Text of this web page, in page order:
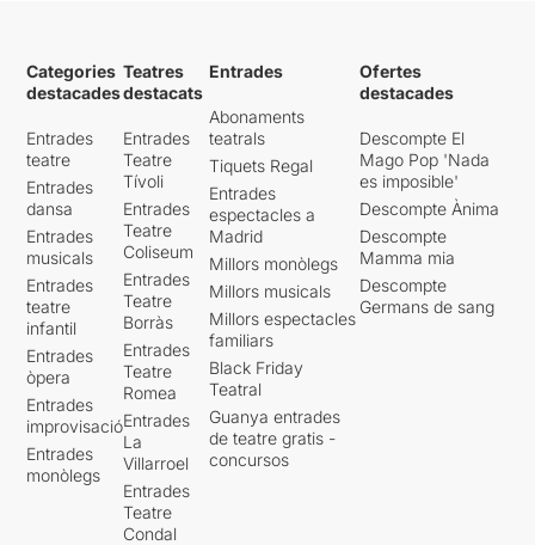
Categories
destacades
Entrades
teatre
Entrades
dansa
Entrades
musicals
Entrades
teatre
infantil
Entrades
òpera
Entrades
improvisació
Entrades
monòlegs
Teatres
destacats
Entrades
Teatre
Tívoli
Entrades
Teatre
Coliseum
Entrades
Teatre
Borràs
Entrades
Teatre
Romea
Entrades
La
Villarroel
Entrades
Teatre
Condal
Entrades
Abonaments
teatrals
Tiquets Regal
Entrades
espectacles a
Madrid
Millors monòlegs
Millors musicals
Millors espectacles
familiars
Black Friday
Teatral
Guanya entrades
de teatre gratis -
concursos
Ofertes
destacades
Descompte El
Mago Pop 'Nada
es imposible'
Descompte Ànima
Descompte
Mamma mia
Descompte
Germans de sang